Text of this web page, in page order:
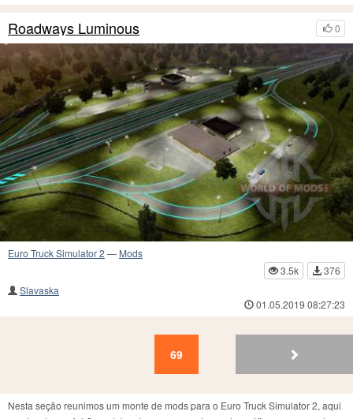
0
Roadways Luminous
Euro Truck Simulator 2 — Mods
3.5k
376
Slavaska
01.05.2019 08:27:23
65 64 63 62 61 60
69
Nesta seção reunimos um monte de mods para o Euro Truck Simulator 2, aqui